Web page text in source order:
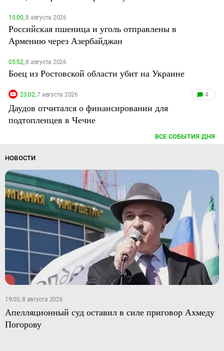
15:00,8 августа 2026
Российская пшеница и уголь отправлены в
Армению через Азербайджан
05:52,8 августа 2026
Боец из Ростовской области убит на Украине
23:02,7 августа 2026 4
Даудов отчитался о финансировании для
подтопленцев в Чечне
ВСЕ СОБЫТИЯ ДНЯ
НОВОСТИ
19:00, 8 августа 2026
Апелляционный суд оставил в силе приговор Ахмеду
Погорову